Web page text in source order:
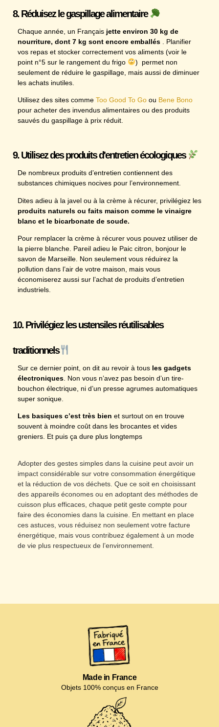
8. Réduisez le gaspillage alimentaire
Chaque année, un Français jette environ 30 kg de
nourriture, dont 7 kg sont encore emballés . Planifier
vos repas et stocker correctement vos aliments (voir le
point n°5 sur le rangement du frigo
) permet non
seulement de réduire le gaspillage, mais aussi de diminuer
les achats inutiles.
Utilisez des sites comme Too Good To Go ou Bene Bono
pour acheter des invendus alimentaires ou des produits
sauvés du gaspillage à prix réduit.
9. Utilisez des produits d'entretien écologiques
De nombreux produits d’entretien contiennent des
substances chimiques nocives pour l’environnement.
Dites adieu à la javel ou à la crème à récurer, privilégiez les
produits naturels ou faits maison comme le vinaigre
blanc et le bicarbonate de soude.
Pour remplacer la crème à récurer vous pouvez utiliser de
la pierre blanche. Pareil adieu le Paic citron, bonjour le
savon de Marseille. Non seulement vous réduirez la
pollution dans l’air de votre maison, mais vous
économiserez aussi sur l’achat de produits d’entretien
industriels.
10. Privilégiez les ustensiles réutilisables
traditionnels
Sur ce dernier point, on dit au revoir à tous les gadgets
électroniques . Non vous n’avez pas besoin d’un tire-
bouchon électrique, ni d’un presse agrumes automatiques
super sonique.
Les basiques c’est très bien et surtout on en trouve
souvent à moindre coût dans les brocantes et vides
greniers. Et puis ça dure plus longtemps
Adopter des gestes simples dans la cuisine peut avoir un
impact considérable sur votre consommation énergétique
et la réduction de vos déchets. Que ce soit en choisissant
des appareils économes ou en adoptant des méthodes de
cuisson plus efficaces, chaque petit geste compte pour
faire des économies dans la cuisine. En mettant en place
ces astuces, vous réduisez non seulement votre facture
énergétique, mais vous contribuez également à un mode
de vie plus respectueux de l’environnement.
Made in France
Objets 100% conçus en France